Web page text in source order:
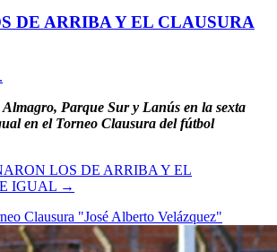
DE ARRIBA Y EL CLAUSURA
Parque Sur y Lanús en la sexta
en el Torneo Clausura del fútbol
LOS DE ARRIBA Y EL
IGUAL →
Clausura "José Alberto Velázquez"